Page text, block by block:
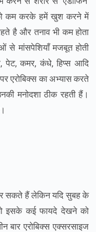
को कम करके हमें खुश करने में
है और तनाव भी कम होता
से मांसपेशियाँ मजबूत होती
कमर, कंधे, हिप्स आदि
एरोबिक्स का अभ्यास करते
मनोदशा ठीक रहती हैं।
सकते हैं लेकिन यदि सुबह के
इसके कई फायदे देखने को
एरोबिक्स एक्सरसाइज